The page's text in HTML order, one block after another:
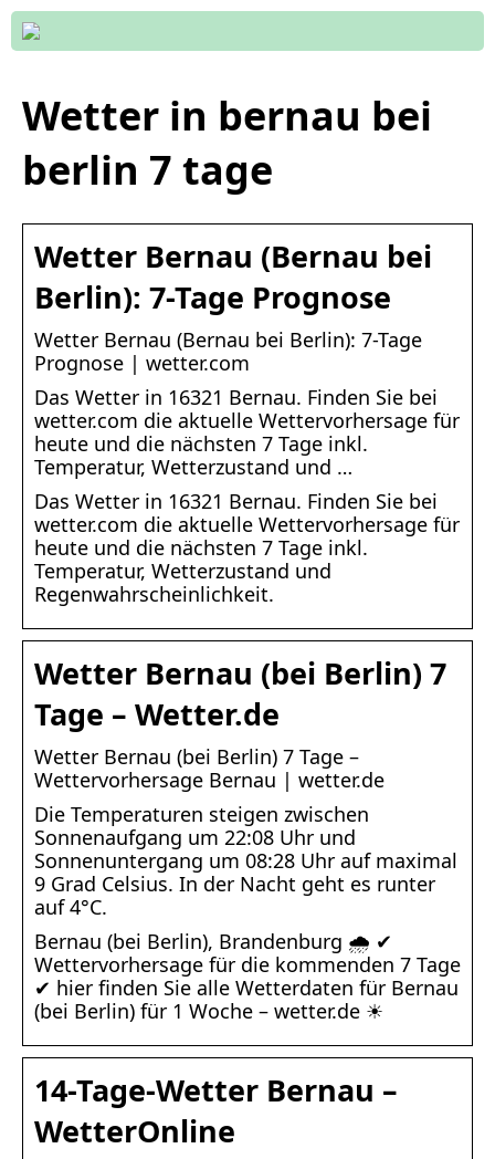
Wetter in bernau bei
berlin 7 tage
Wetter Bernau (Bernau bei
Berlin): 7-Tage Prognose
Wetter Bernau (Bernau bei Berlin): 7-Tage
Prognose | wetter.com
Das Wetter in 16321 Bernau. Finden Sie bei
wetter.com die aktuelle Wettervorhersage für
heute und die nächsten 7 Tage inkl.
Temperatur, Wetterzustand und …
Das Wetter in 16321 Bernau. Finden Sie bei
wetter.com die aktuelle Wettervorhersage für
heute und die nächsten 7 Tage inkl.
Temperatur, Wetterzustand und
Regenwahrscheinlichkeit.
Wetter Bernau (bei Berlin) 7
Tage – Wetter.de
Wetter Bernau (bei Berlin) 7 Tage –
Wettervorhersage Bernau | wetter.de
Die Temperaturen steigen zwischen
Sonnenaufgang um 22:08 Uhr und
Sonnenuntergang um 08:28 Uhr auf maximal
9 Grad Celsius. In der Nacht geht es runter
auf 4°C.
Bernau (bei Berlin), Brandenburg 🌧️ ✔
Wettervorhersage für die kommenden 7 Tage
✔ hier finden Sie alle Wetterdaten für Bernau
(bei Berlin) für 1 Woche – wetter.de ☀
14-Tage-Wetter Bernau –
WetterOnline